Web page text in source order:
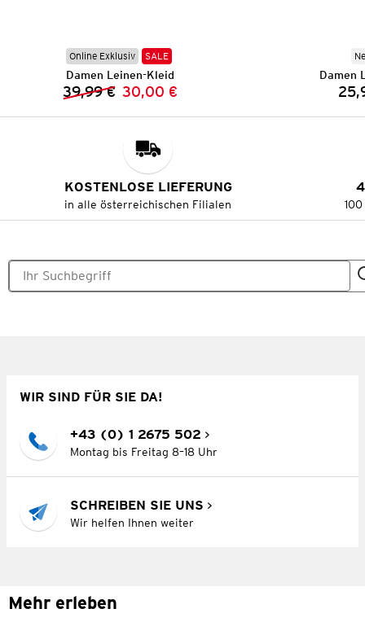
Online Exklusiv SALE
Damen Leinen-Kleid
Vorheriger Preis:
39,99 € Neuer Preis:
30,00 €
Damen
KOSTENLOSE LIEFERUNG
in alle österreichischen Filialen
WIR SIND FÜR SIE DA!
+43 (0) 1 2675 502
Montag bis Freitag 8–18 Uhr
SCHREIBEN SIE UNS
Wir helfen Ihnen weiter
Mehr erleben